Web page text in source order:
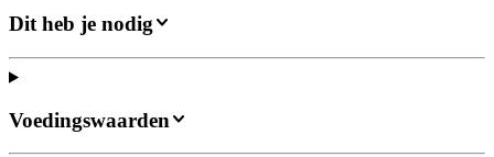
Dit heb je nodig
Voedingswaarden